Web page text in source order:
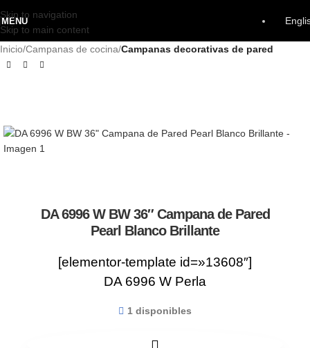
Skip to navigation
Skip to main content
MENU
Inicio Campanas de cocina Campanas decorativas de pared
DA 6996 W BW 36″ Campana de Pared
Pearl Blanco Brillante
[elementor-template id=»13608″]
DA 6996 W Perla
1 disponibles